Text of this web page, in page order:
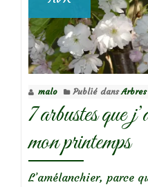
malo Publié dans
7 arbustes que
mon printemps
L’amélanchier, parce